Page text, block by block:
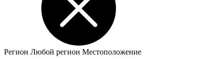
Регион Любой регион Местоположение